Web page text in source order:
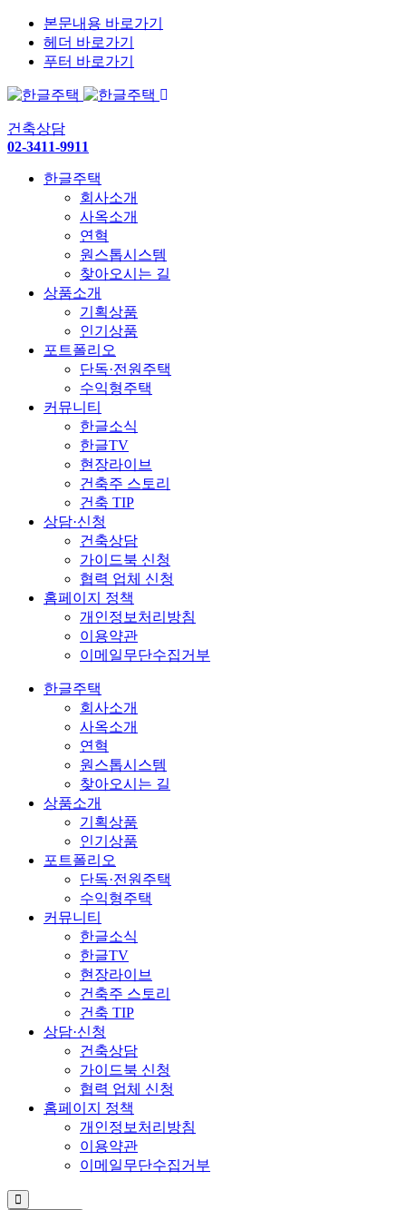
본문내용 바로가기
헤더 바로가기
푸터 바로가기
건축상담
02-3411-9911
한글주택
회사소개
사옥소개
연혁
원스톱시스템
찾아오시는 길
상품소개
기획상품
인기상품
포트폴리오
단독·전원주택
수익형주택
커뮤니티
한글소식
한글TV
현장라이브
건축주 스토리
건축 TIP
상담·신청
건축상담
가이드북 신청
협력 업체 신청
홈페이지 정책
개인정보처리방침
이용약관
이메일무단수집거부
한글주택
회사소개
사옥소개
연혁
원스톱시스템
찾아오시는 길
상품소개
기획상품
인기상품
포트폴리오
단독·전원주택
수익형주택
커뮤니티
한글소식
한글TV
현장라이브
건축주 스토리
건축 TIP
상담·신청
건축상담
가이드북 신청
협력 업체 신청
홈페이지 정책
개인정보처리방침
이용약관
이메일무단수집거부